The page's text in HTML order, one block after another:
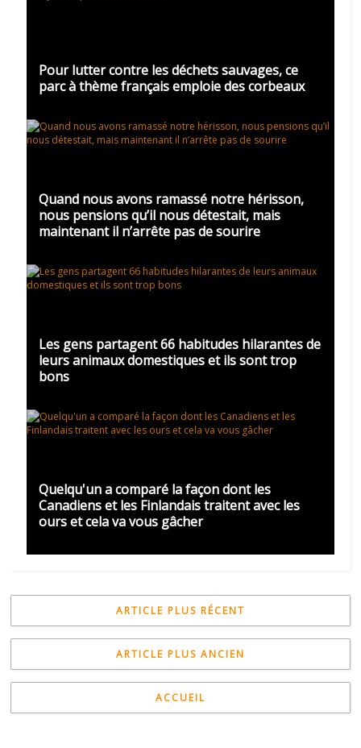
Pour lutter contre les déchets sauvages, ce
parc à thème français emploie des corbeaux
Quand nous avons ramassé notre hérisson,
nous pensions qu’il nous détestait, mais
maintenant il n’arrête pas de sourire
Les gens partagent 66 habitudes hilarantes de
leurs animaux domestiques et ils sont trop
bons
Quelqu'un a comparé la façon dont les
Canadiens et les Finlandais traitent avec les
ours et cela va vous gâcher
ARTICLE PLUS RÉCENT
ARTICLE PLUS ANCIEN
ACCUEIL